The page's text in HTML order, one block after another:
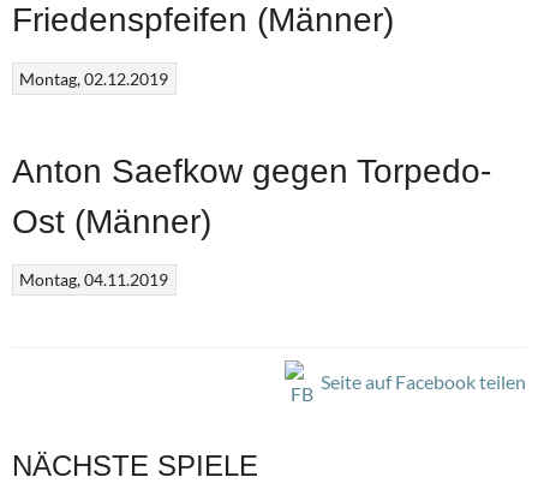
Friedenspfeifen (Männer)
Montag, 02.12.2019
Anton Saefkow gegen Torpedo-
Ost (Männer)
Montag, 04.11.2019
Seite auf Facebook teilen
NÄCHSTE SPIELE